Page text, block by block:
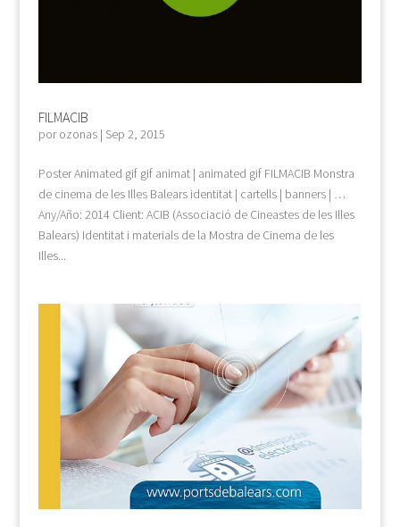
FILMACIB
porozonas| Sep 2, 2015
Poster Animated gif gif animat | animated gif FILMACIB Monstra
de cinema de les Illes Balears identitat | cartells | banners | …
Any/Año: 2014 Client: ACIB (Associació de Cineastes de les Illes
Balears) Identitat i materials de la Mostra de Cinema de les
Illes...